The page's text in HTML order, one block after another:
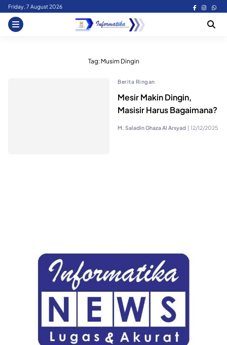
Skip
content
Friday, 7 August 2026
Tag: Musim Dingin
Berita Ringan
Mesir Makin Dingin,
Masisir Harus Bagaimana?
M. Saladin Ghaza Al Arsyad | 12/12/2025